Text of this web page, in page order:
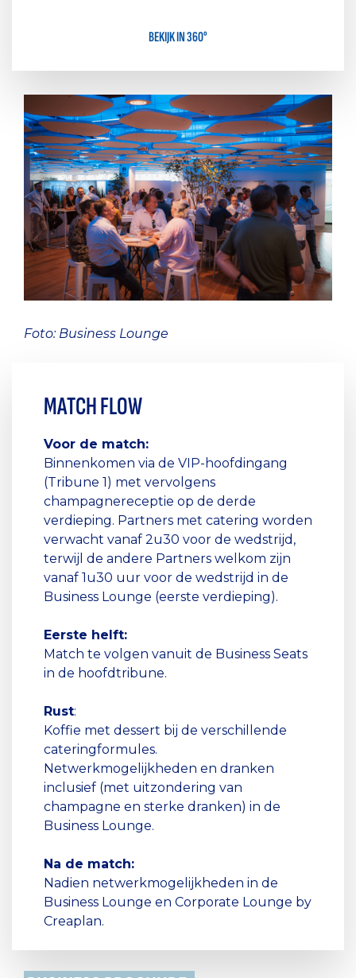
BEKIJK IN 360°
Foto: Business Lounge
MATCH FLOW
Voor de match:
Binnenkomen via de VIP-hoofdingang
(Tribune 1) met vervolgens
champagnereceptie op de derde
verdieping. Partners met catering worden
verwacht vanaf 2u30 voor de wedstrijd,
terwijl de andere Partners welkom zijn
vanaf 1u30 uur voor de wedstrijd in de
Business Lounge (eerste verdieping).
Eerste helft:
Match te volgen vanuit de Business Seats
in de hoofdtribune.
Rust:
Koffie met dessert bij de verschillende
cateringformules.
Netwerkmogelijkheden en dranken
inclusief (met uitzondering van
champagne en sterke dranken) in de
Business Lounge.
Na de match:
Nadien netwerkmogelijkheden in de
Business Lounge en Corporate Lounge by
Creaplan.